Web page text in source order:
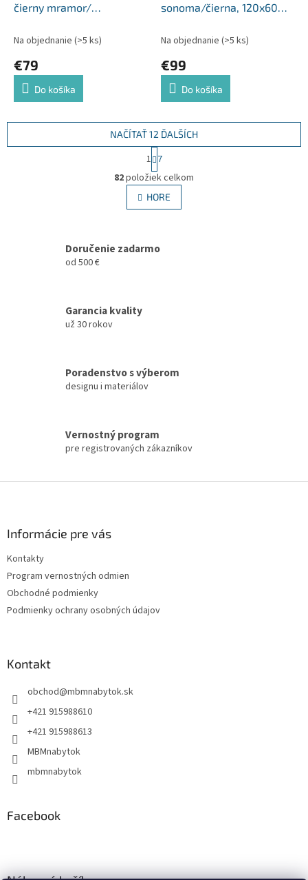
čierny mramor/
cm, OREN
Na objednanie (>5 ks)
€79
Do košíka
sonoma/čierna, 120x60
Na objednanie (>5 ks)
€99
Do košíka
O
v
l
á
c
ý
p
NAČÍTAŤ 12 ĎALŠÍCH
t
r
á
n
k
a
1 7
82položiek celkom
HORE
Doručenie zadarmo
od 500 €
Garancia kvality
už 30 rokov
Poradenstvo s výberom
designu i materiálov
Vernostný program
pre registrovaných zákazníkov
Informácie pre vás
Kontakty
Program vernostných odmien
Obchodné podmienky
Podmienky ochrany osobných údajov
Kontakt
obchod@mbmnabytok.sk
+421 915988610
+421 915988613
MBMnabytok
mbmnabytok
Facebook